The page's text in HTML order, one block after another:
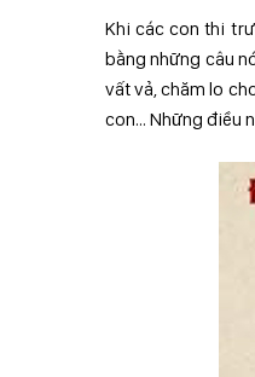
Khi các con thi
bằng những câu
vất vả, chăm lo
con… Những điều